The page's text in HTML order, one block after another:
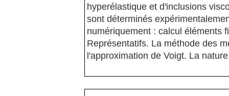
hyperélastique et d'inclusions
sont déterminés
numériquement : calcul éléments
Représentatifs. La méthode des
l'approximation de Voigt. La